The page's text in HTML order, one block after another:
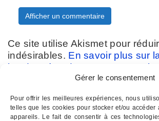
Gérer le consentement
Pour offrir les meilleures expériences, nous
telles que les cookies pour stocker et/ou accéder
appareils. Le fait de consentir à ces
Ce site utilise Akismet pour
indésirables. En savoir plus sur
les données de vos